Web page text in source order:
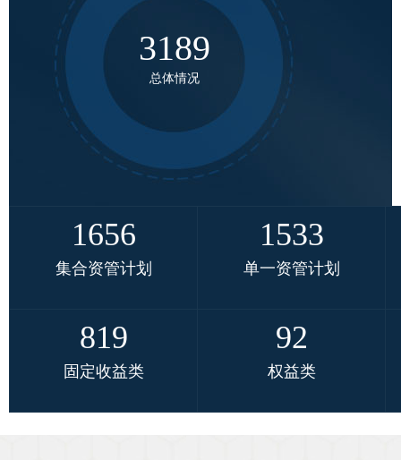
3189
总体情况
1656
集合资管计划
1533
单一资管计划
819
固定收益类
92
权益类